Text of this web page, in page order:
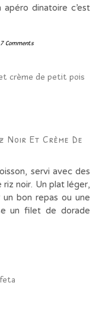
dinatoire c’est
7 Comments
Noir Et Crème De
servi avec des
riz noir. Un plat léger,
bon repas ou une
un filet de dorade